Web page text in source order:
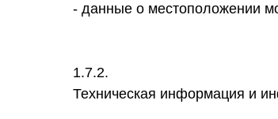
- данные о местоположении
1.7.2.
Техническая информация и